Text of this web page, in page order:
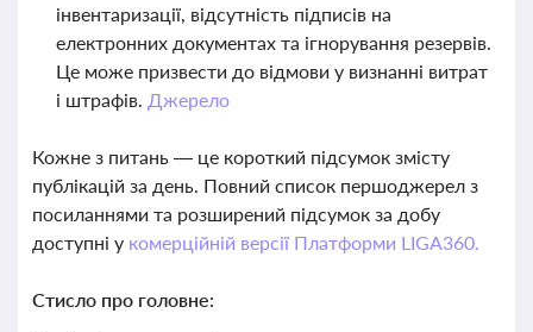
інвентаризації, відсутність підписів на
електронних документах та ігнорування резервів.
Це може призвести до відмови у визнанні витрат
і штрафів. Джерело
Кожне з питань — це короткий підсумок змісту
публікацій за день. Повний список першоджерел з
посиланнями та розширений підсумок за добу
доступні у комерційній версії Платформи LIGA360.
Стисло про головне: